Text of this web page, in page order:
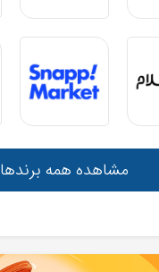
مشاهده همه برندها